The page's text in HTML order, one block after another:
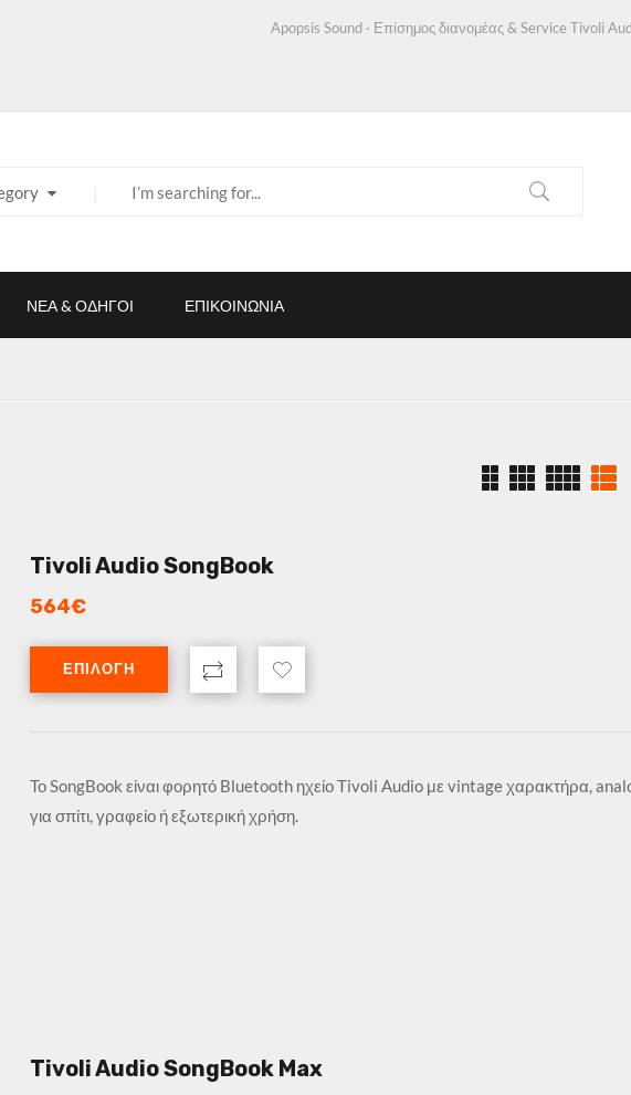
Apopsis Sound · Επίσημος διανομέας & Service Tivoli
ΝΕΑ & ΟΔΗΓΟΙ ΕΠΙΚΟΙΝΩΝΙΑ
Tivoli Audio SongBook
564€
ΕΠΙΛΟΓΉ
Το SongBook είναι φορητό Bluetooth ηχείο Tivoli Audio με vintage χαρακτήρα,
για σπίτι, γραφείο ή εξωτερική χρήση.
Tivoli Audio SongBook Max